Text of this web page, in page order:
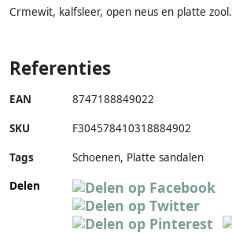
Crmewit, kalfsleer, open neus en platte zool.
Referenties
EAN 8747188849022
SKU F304578410318884902
Tags
Schoenen, Platte sandalen
Delen